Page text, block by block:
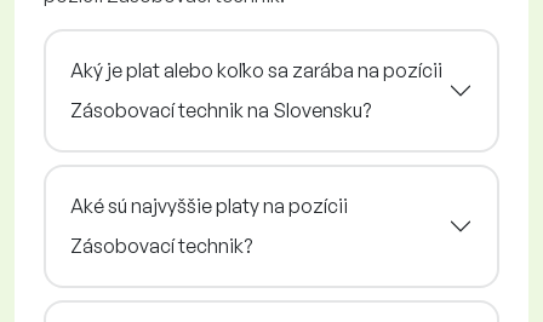
Aký je plat alebo koľko sa zarába na pozícii
Zásobovací technik na Slovensku?
Aké sú najvyššie platy na pozícii
Zásobovací technik?